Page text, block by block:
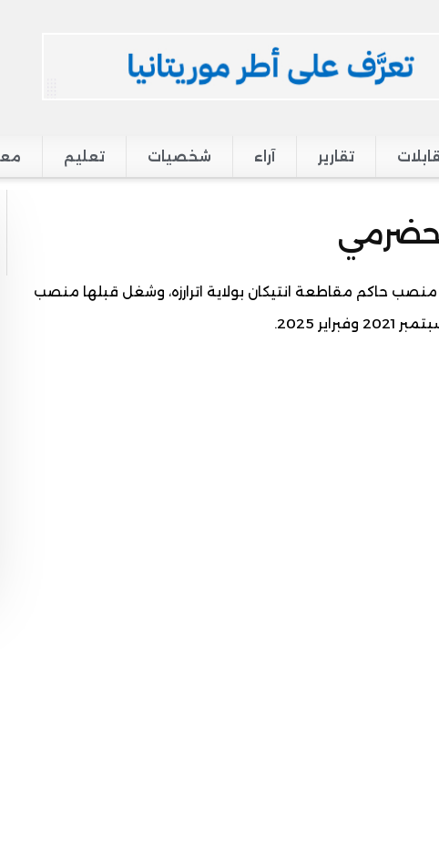
تقارير آراء شخصيات تعليم
إداري بوزارة الداخلية، يشغل منذ 19 فبراير 2025 منصب حاكم مقاطعة انتيكان بولاية اترارزه، وشغل قبلها منصب
2025.